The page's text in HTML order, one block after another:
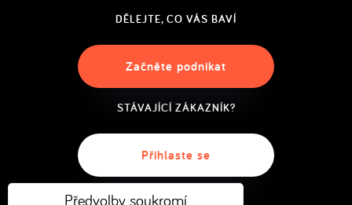
DĚLEJTE, CO VÁS BAVÍ
Začněte podnikat
STÁVAJÍCÍ ZÁKAZNÍK?
Přihlaste se
Předvolby soukromí